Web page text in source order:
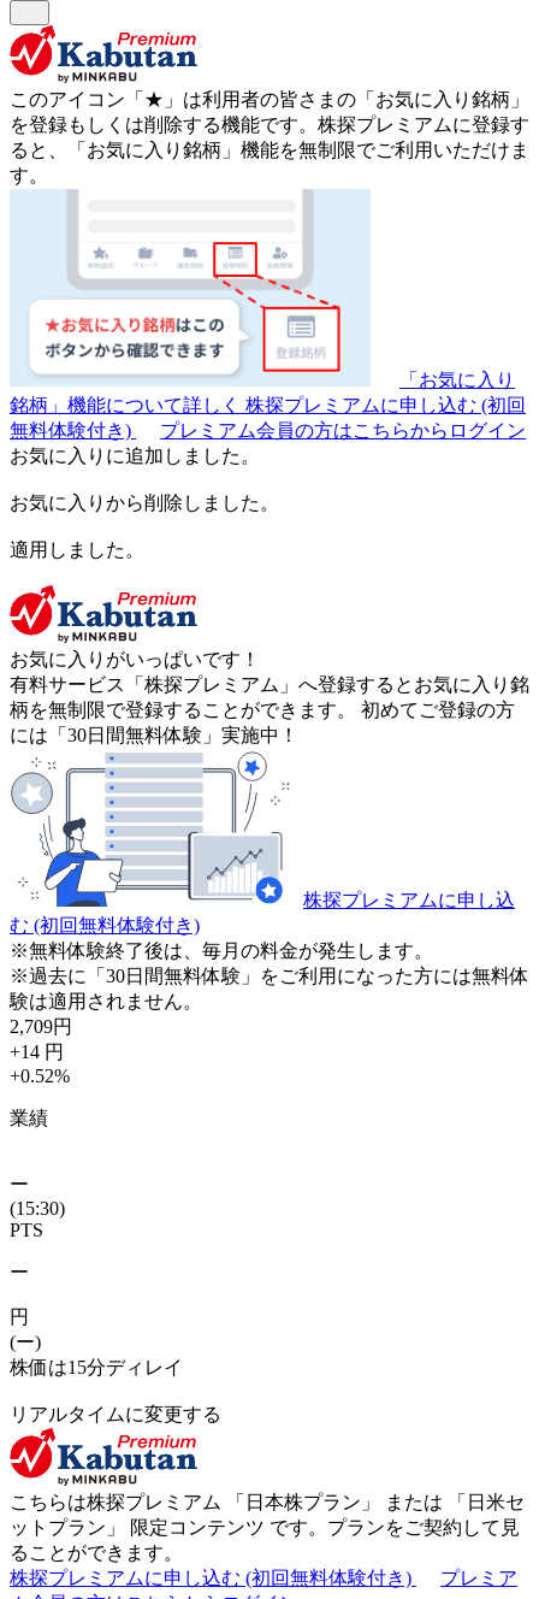
このアイコン 「★」 は利用者の皆さまの 「お気に入り銘柄」
を登録もしくは削除する機能です。 株探プレミアムに登録す
ると、「お気に入り銘柄」機能を無制限でご利用いただけま
す。
「お気に入り
銘柄」機能について詳しく 株探プレミアムに申し込む (初回
無料体験付き)
プレミアム会員の方はこちらからログイン
お気に入りに追加しました。
お気に入りから削除しました。
適用しました。
お気に入りがいっぱいです！
有料サービス「株探プレミアム」へ登録するとお気に入り銘
柄を無制限で登録することができます。 初めてご登録の方
には「30日間無料体験」実施中！
株探プレミアムに申し込
む (初回無料体験付き)
※無料体験終了後は、毎月の料金が発生します。
※過去に「30日間無料体験」をご利用になった方には無料体
験は適用されません。
2,709円
+14 円
+0.52%
業績
ー
(15:30)
PTS
ー
円
(ー)
株価は15分ディレイ
リアルタイムに変更する
こちらは株探プレミアム 「 日本株プラン 」 または 「 日米セ
ットプラン 」 限定コンテンツ です。プランをご契約して見
ることができます。
株探プレミアムに申し込む (初回無料体験付き)
プレミア